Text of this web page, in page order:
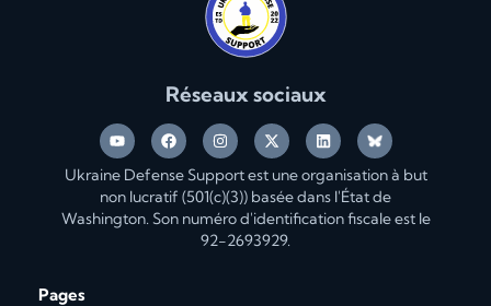
Réseaux sociaux
Ukraine Defense Support est une organisation à but
non lucratif (501(c)(3)) basée dans l'État de
Washington. Son numéro d'identification fiscale est le
92-2693929.
Pages